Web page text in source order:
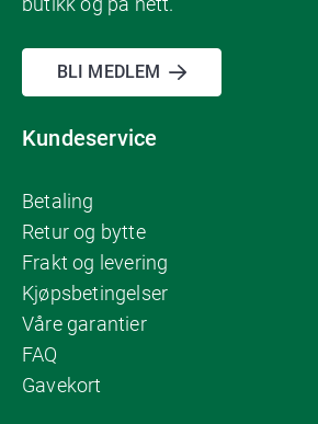
BLI MEDLEM
Kundeservice
Betaling
Retur og bytte
Frakt og levering
Kjøpsbetingelser
Våre garantier
FAQ
Gavekort